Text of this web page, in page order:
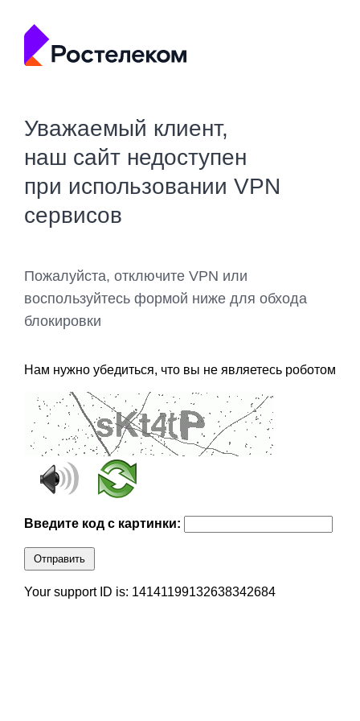
Уважаемый клиент,
наш сайт недоступен
при использовании VPN
сервисов
Пожалуйста, отключите VPN или
воспользуйтесь формой ниже для обхода
блокировки
Нам нужно убедиться, что вы не являетесь роботом
Введите код с картинки:
Отправить
Your support ID is: 14141199132638342684